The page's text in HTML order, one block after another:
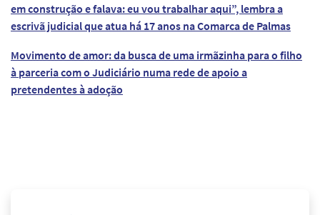
em construção e falava: eu vou trabalhar aqui”, lembra a
escrivã judicial que atua há 17 anos na Comarca de Palmas
Movimento de amor: da busca de uma irmãzinha para o filho
à parceria com o Judiciário numa rede de apoio a
pretendentes à adoção